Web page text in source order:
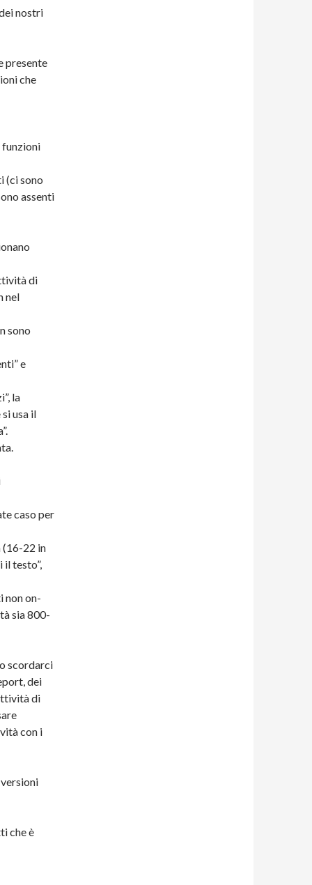
nostri
presente
che
funzioni
(ci sono
assenti
di
nel
sono
e
la
usa il
caso per
22 in
testo”,
non on-
sia 800-
scordarci
dei
di
con i
che è